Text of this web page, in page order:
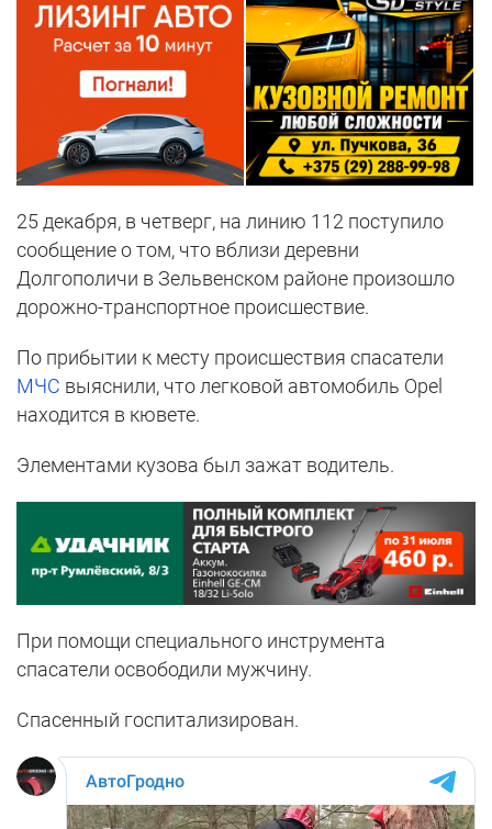
25 декабря, в четверг, на линию 112 поступило
сообщение о том, что вблизи деревни
Долгополичи в Зельвенском районе произошло
дорожно-транспортное происшествие.
По прибытии к месту происшествия спасатели
МЧС выяснили, что легковой автомобиль Opel
находится в кювете.
Элементами кузова был зажат водитель.
При помощи специального инструмента
спасатели освободили мужчину.
Спасенный госпитализирован.